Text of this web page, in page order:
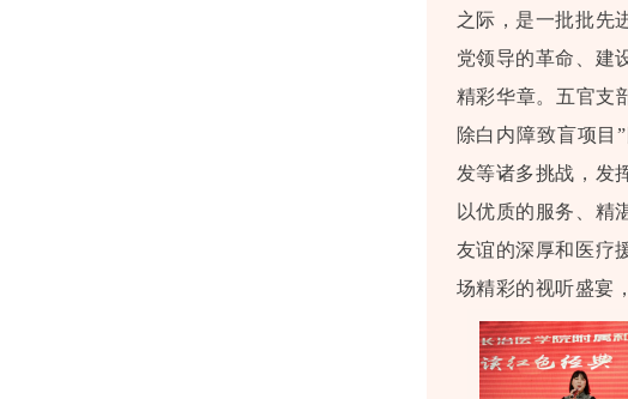
之际，是一批批先
党领导的革命、建
精彩华章。五官支
除白内障致盲项目
发等诸多挑战，发
以优质的服务、精
友谊的深厚和医疗
场精彩的视听盛宴